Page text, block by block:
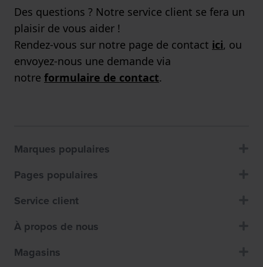
Des questions ? Notre service client se fera un
plaisir de vous aider !
Rendez-vous sur notre page de contact ici, ou
envoyez-nous une demande via
notre formulaire de contact.
Marques populaires
Pages populaires
Service client
À propos de nous
Magasins